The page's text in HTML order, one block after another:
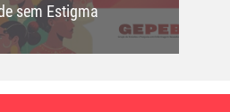
sem Estigma